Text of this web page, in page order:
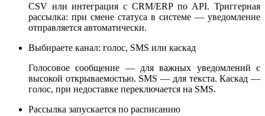
CSV или интеграция с CRM/ERP по API. Триггерная
рассылка: при смене статуса в системе — уведомление
отправляется автоматически.
Выбираете канал: голос, SMS или каскад
Голосовое сообщение — для важных уведомлений с
высокой открываемостью. SMS — для текста. Каскад —
голос, при недоставке переключается на SMS.
Рассылка запускается по расписанию